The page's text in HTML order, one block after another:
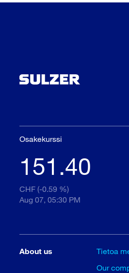
Osakekurssi
151.40
CHF (-0.59 %)
Aug 07, 05:30 PM
About us
Tietoa
Our